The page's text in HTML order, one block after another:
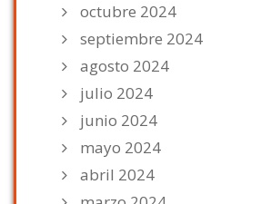
octubre 2024
septiembre 2024
agosto 2024
julio 2024
junio 2024
mayo 2024
abril 2024